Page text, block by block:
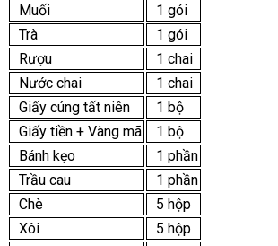
Muối
1 gói
Trà
1 gói
Rượu
1 chai
Nước chai
1 chai
Giấy cúng tất niên
1 bộ
Giấy tiền + Vàng mã
1 bộ
Bánh kẹo
1 phần
Trầu cau
1 phần
Chè
5 hộp
Xôi
5 hộp